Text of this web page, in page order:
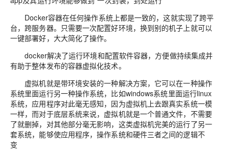
Docker容器在任何操作系统上都是一致的，这就实现了跨平
台，跨服务器。只需要一次配置好环境，换到别的机子上就可以
一键部署好，大大简化了操作。
docker解决了运行环境和配置软件容器，方便做持续集成并
有助于整体发布的容器虚拟化技术。
虚拟机就是带环境安装的一种解决方案，它可以在一种操作
系统里面运行另一种操作系统，比如windows系统里面运行linux
系统，应用程序对此毫无感知，因为虚拟机上去跟真实系统一模
一样，而对于底层系统来说，虚拟机就是一个普通文件，不需要
了就删掉，对其他部分毫无影响，这类虚拟机完美的运行了另一
套系统，能够使应用程序，操作系统和硬件三者之间的逻辑不
变